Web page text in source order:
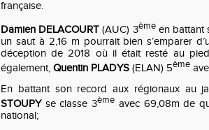
française.
Damien DELACOURT(AUC) 3èmeen battant
un saut à 2,16 m pourrait bien s’emparer
déception de 2018 où il était resté au
également, Quentin PLADYS (ELAN) 5ème
En battant son record aux régionaux au
STOUPYse classe 3ème avec 69,08m de
national;